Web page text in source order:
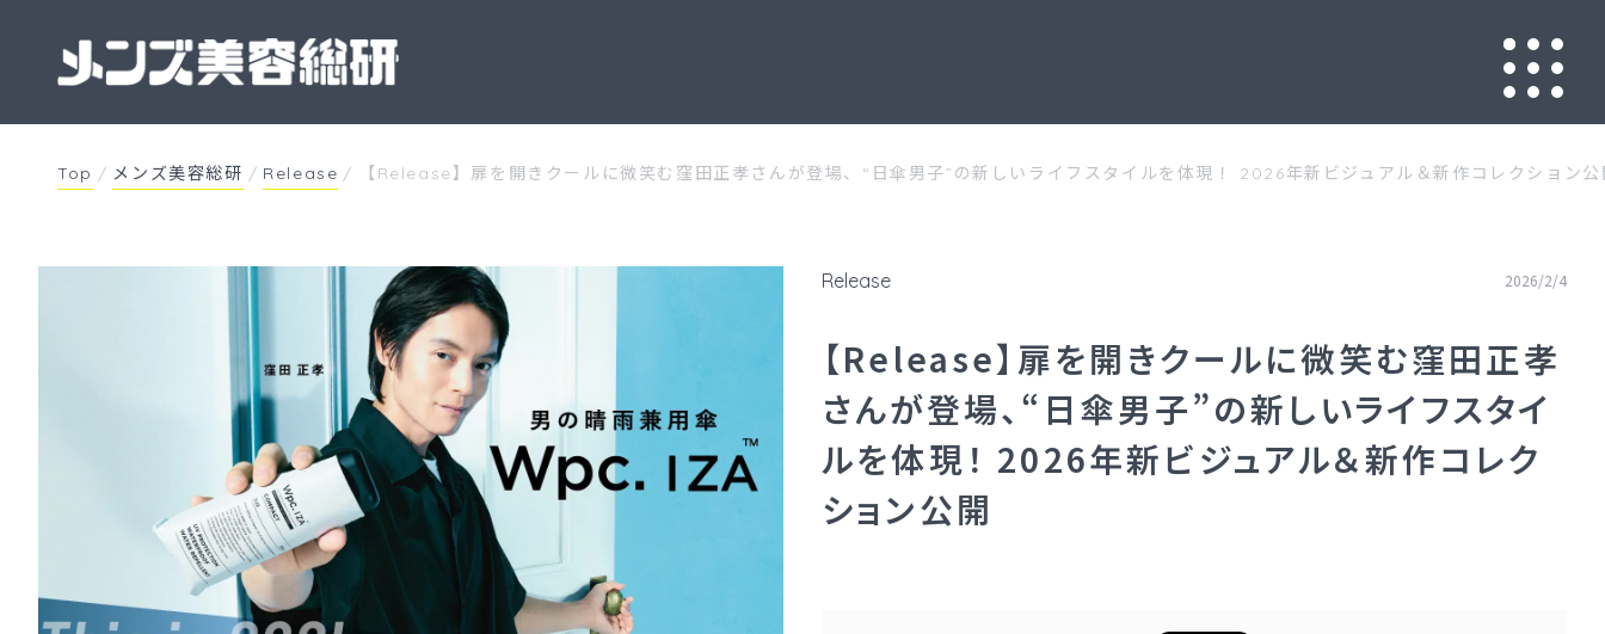
content
Top / メンズ美容総研 / Release / 【Release】扉を開きクールに微笑む窪田正孝さんが登場、“日傘男子”の新しいライフスタイルを体現！ 2026年新ビジュアル＆新作コレクション公
Release 2026/2/4
【Release】扉を開きクールに微笑む窪田正孝
さんが登場、“日傘男子”の新しいライフスタイ
ルを体現！ 2026年新ビジュアル＆新作コレク
ション公開